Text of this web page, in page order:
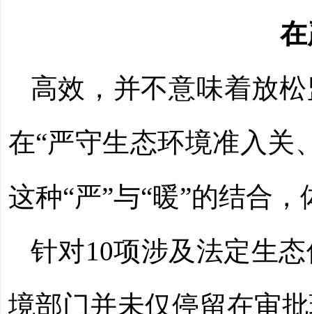
高效，并不意味着放
在“严守生态环境准入关
这种“严”与“暖”的结合
针对10项涉及法定生
境部门并未仅停留在审